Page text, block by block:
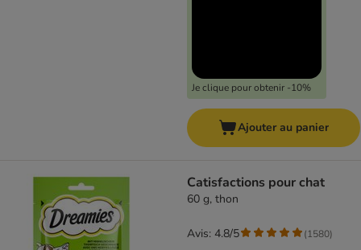
Je clique pour obtenir -10%
Ajouter au panier
Catisfactions pour chat
60 g, thon
Avis: 4.8/5 (1580)